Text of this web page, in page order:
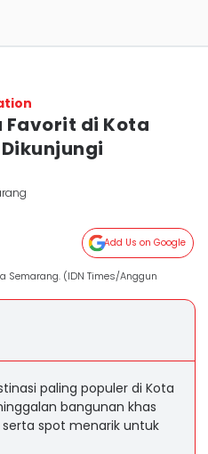
Favorit di Kota
Add Us on Google
Semarang. (IDN Times/Anggun
paling populer di Kota
bangunan khas
spot menarik untuk